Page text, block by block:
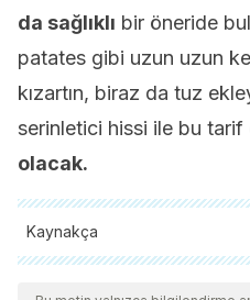
da sağlıklı bir öneride
patates gibi uzun uzun
kızartın, biraz da tuz
serinletici hissi ile bu tarif
olacak.
Kaynakça
Tüm alıntı yapılan kaynaklar,
güncelliklerini ve geçerliliklerini